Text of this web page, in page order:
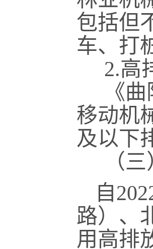
包括但
车、打
2.高
《曲
移动机
及以下
（三
自
路）、
用高排